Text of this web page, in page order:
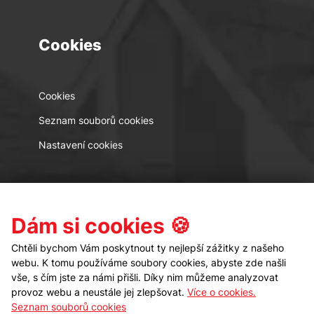
Cookies
Cookies
Seznam souborů cookies
Nastavení cookies
Kontakt Sledujte nás
Dám si cookies 🍪
Chtěli bychom Vám poskytnout ty nejlepší zážitky z našeho
webu. K tomu používáme soubory cookies, abyste zde našli
vše, s čím jste za námi přišli. Díky nim můžeme analyzovat
provoz webu a neustále jej zlepšovat. Více o cookies.
Seznam souborů cookies